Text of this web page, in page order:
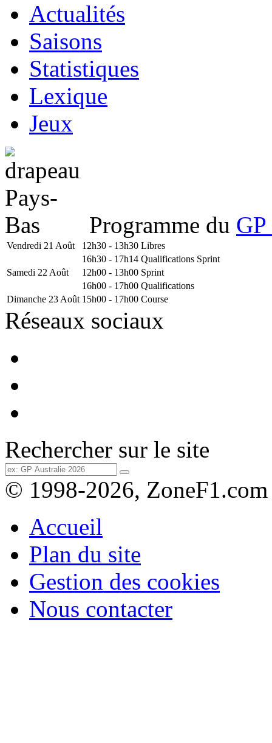
Actualités
Saisons
Statistiques
Lexique
Jeux
Programme du
Vendredi 21 Août 12h30 - 13h30 Libres
16h30 - 17h14 Qualifications Sprint
Samedi 22 Août
12h00 - 13h00 Sprint
16h00 - 17h00 Qualifications
Dimanche 23 Août 15h00 - 17h00 Course
Réseaux sociaux
Rechercher sur le site
© 1998-2026, ZoneF1.com
Accueil
Plan du site
Gestion des cookies
Nous contacter